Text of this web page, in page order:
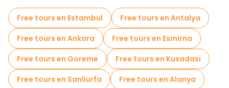
Free tours en Estambul
Free tours en Antalya
Free tours en Ankara
Free tours en Esmirna
Free tours en Goreme
Free tours en Kusadasi
Free tours en Sanliurfa
Free tours en Alanya